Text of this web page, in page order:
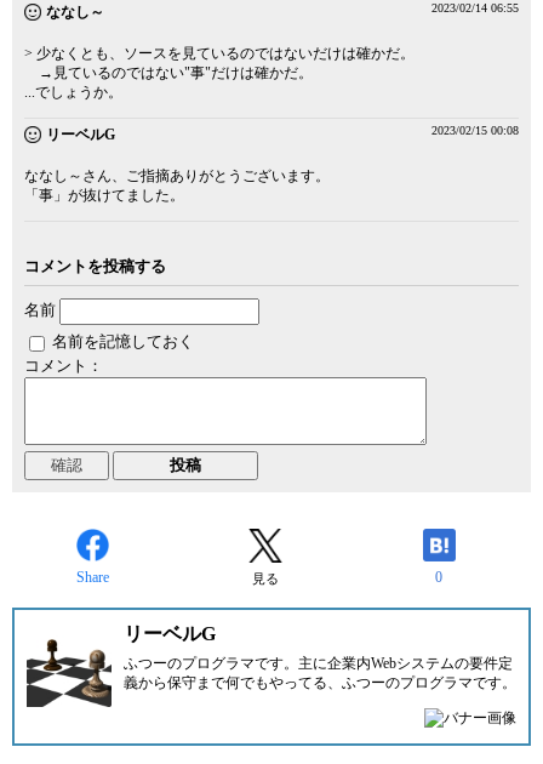
ななし～ 2023/02/14 06:55
> 少なくとも、ソースを見ているのではないだけは確かだ。
→見ているのではない"事"だけは確かだ。
...でしょうか。
リーベルG 2023/02/15 00:08
ななし～さん、ご指摘ありがとうございます。
「事」が抜けてました。
コメントを投稿する
名前
名前を記憶しておく
コメント：
Share 見る 0
リーベルG
ふつーのプログラマです。主に企業内Webシステムの要件定
義から保守まで何でもやってる、ふつーのプログラマです。